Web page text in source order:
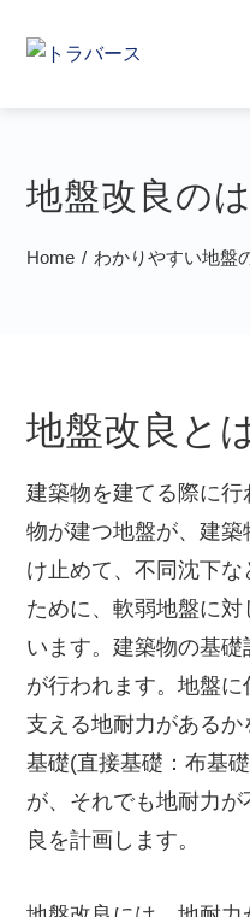
地盤改良の
Home わかりやすい地盤
地盤改良と
建築物を建てる際に
物が建つ地盤が、建
け止めて、不同沈下
ために、軟弱地盤に
います。建築物の基
が行われます。地盤
支える地耐力がある
基礎(直接基礎：布基
が、それでも地耐力
良を計画します。